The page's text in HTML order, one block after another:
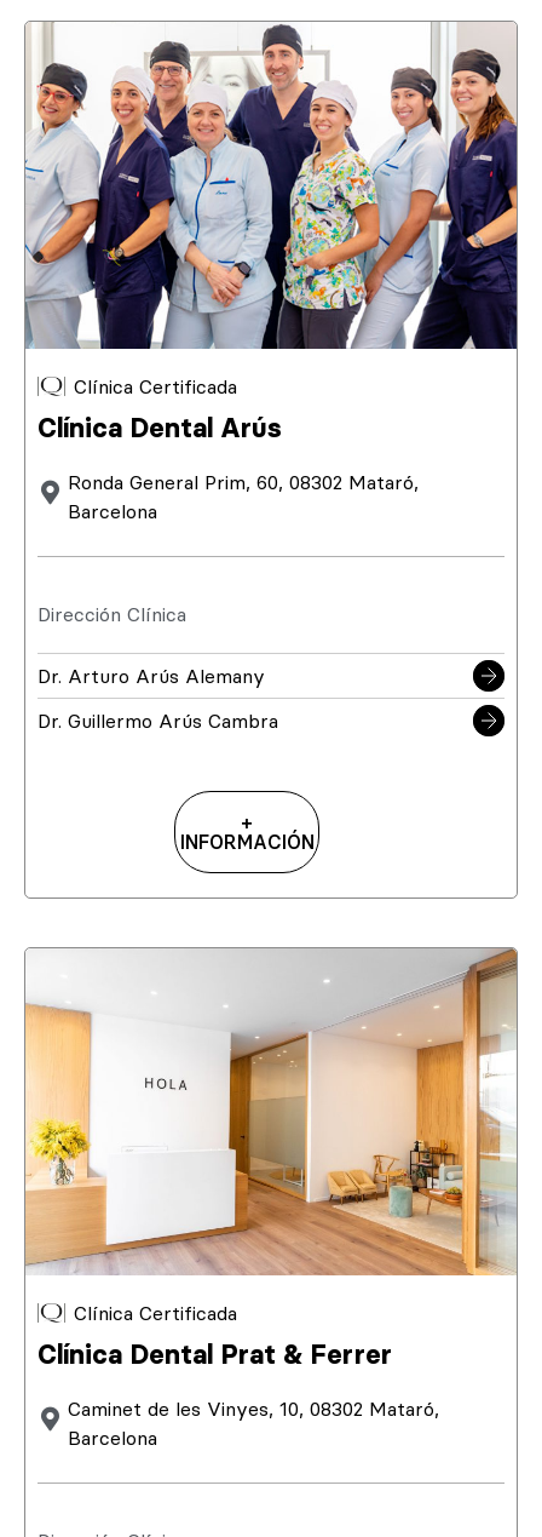
Clínica Certificada
Clínica Dental Arús
Ronda General Prim, 60, 08302 Mataró,
Barcelona
Dirección Clínica
Dr. Arturo Arús Alemany
Dr. Guillermo Arús Cambra
+
INFORMACIÓN
Clínica Certificada
Clínica Dental Prat & Ferrer
Caminet de les Vinyes, 10, 08302 Mataró,
Barcelona